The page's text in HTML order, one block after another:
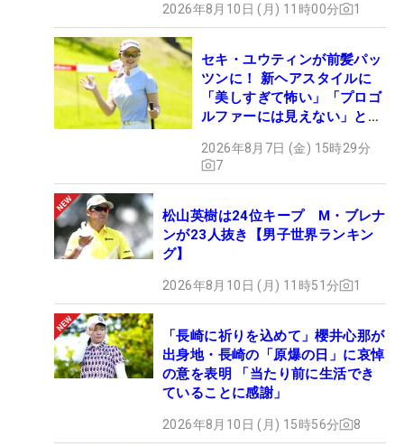
2026年8月10日 (月) 11時00分 1
セキ・ユウティンが前髪パッ
ツンに！ 新ヘアスタイルに
「美しすぎて怖い」「プロゴ
ルファーには見えない」とコ
2026年8月7日 (金) 15時29分
7
松山英樹は24位キープ M・ブレナ
ンが23人抜き【男子世界ランキン
グ】
2026年8月10日 (月) 11時51分 1
「長崎に祈りを込めて」櫻井心那が
出身地・長崎の「原爆の日」に哀悼
の意を表明 「当たり前に生活でき
ていることに感謝」
2026年8月10日 (月) 15時56分 8